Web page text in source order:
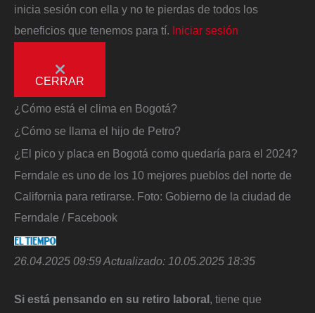
inicia sesión con ella y no te pierdas de todos los
beneficios que tenemos para tí. Iniciar sesión
CERRAR
¿Cómo está el clima en Bogotá?
¿Cómo se llama el hijo de Petro?
¿El pico y placa en Bogotá como quedaría para el 2024?
Ferndale es uno de los 10 mejores pueblos del norte de
California para retirarse. Foto: Gobierno de la ciudad de
Ferndale / Facebook
26.04.2025 09:59Actualizado: 10.05.2025 18:35
Si está pensando en su retiro laboral , tiene que